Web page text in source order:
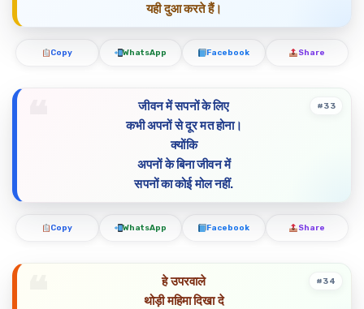
यही दुआ करते हैं।
Copy WhatsApp Facebook Share
जीवन में सपनों के लिए
कभी अपनों से दूर मत होना।
क्योंकि
अपनों के बिना जीवन में
सपनों का कोई मोल नहीं.
#33
Copy WhatsApp Facebook Share
हे उपरवाले
थोड़ी महिमा दिखा दे
#34